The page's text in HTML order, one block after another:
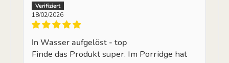
18/02/2026
In Wasser aufgelöst - top
Finde das Produkt super. Im Porridge hat